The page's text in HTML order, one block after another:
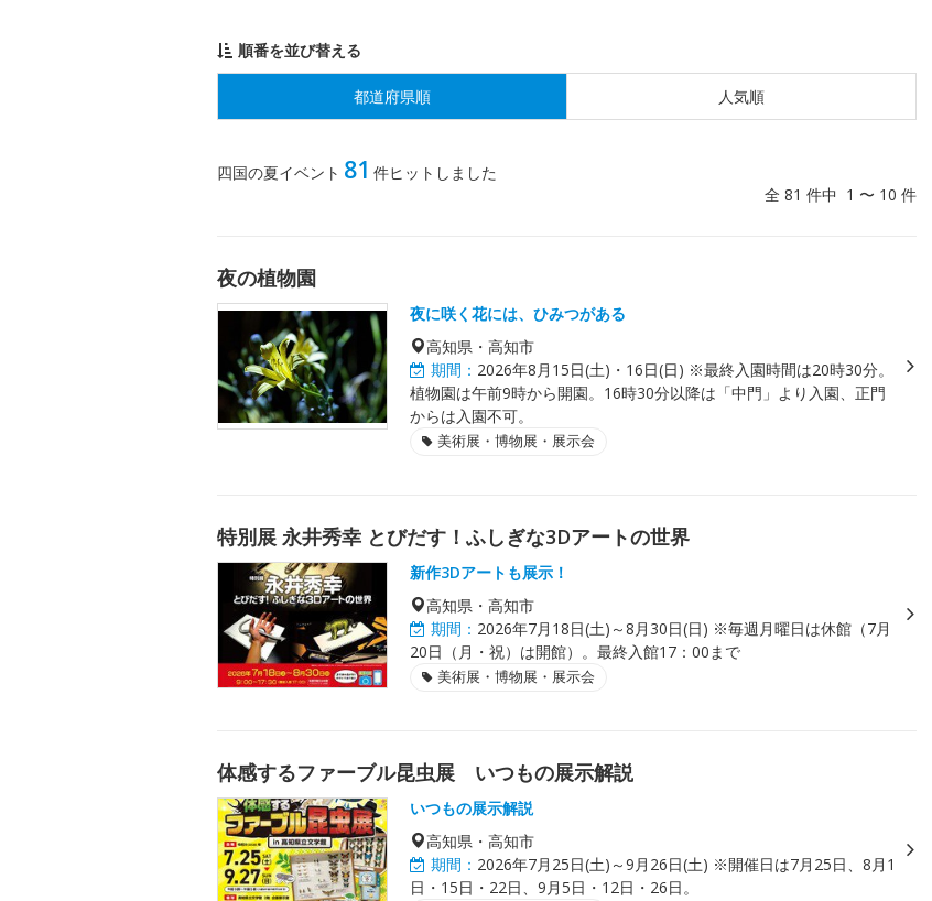
順番を並び替える
都道府県順 人気順
四国の夏イベント 81 件ヒットしました
全 81 件中 1 〜 10 件
夜の植物園
夜に咲く花には、ひみつがある
高知県・高知市
期間： 2026年8月15日(土)・16日(日) ※最終入園時間は20時30分。
植物園は午前9時から開園。16時30分以降は「中門」より入園、正門
からは入園不可。
美術展・博物展・展示会
特別展 永井秀幸 とびだす！ふしぎな3Dアートの世界
新作3Dアートも展示！
高知県・高知市
期間： 2026年7月18日(土)～8月30日(日) ※毎週月曜日は休館（7月
20日（月・祝）は開館）。最終入館17：00まで
美術展・博物展・展示会
体感するファーブル昆虫展 いつもの展示解説
いつもの展示解説
高知県・高知市
期間： 2026年7月25日(土)～9月26日(土) ※開催日は7月25日、8月1
日・15日・22日、9月5日・12日・26日。